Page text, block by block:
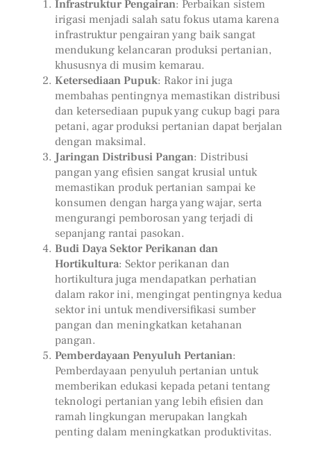
Infrastruktur Pengairan: Perbaikan sistem
irigasi menjadi salah satu fokus utama karena
infrastruktur pengairan yang baik sangat
mendukung kelancaran produksi pertanian,
khususnya di musim kemarau.
Ketersediaan Pupuk: Rakor ini juga
membahas pentingnya memastikan distribusi
dan ketersediaan pupuk yang cukup bagi para
petani, agar produksi pertanian dapat berjalan
dengan maksimal.
Jaringan Distribusi Pangan: Distribusi
pangan yang efisien sangat krusial untuk
memastikan produk pertanian sampai ke
konsumen dengan harga yang wajar, serta
mengurangi pemborosan yang terjadi di
sepanjang rantai pasokan.
Budi Daya Sektor Perikanan dan
Hortikultura: Sektor perikanan dan
hortikultura juga mendapatkan perhatian
dalam rakor ini, mengingat pentingnya kedua
sektor ini untuk mendiversifikasi sumber
pangan dan meningkatkan ketahanan
pangan.
Pemberdayaan Penyuluh Pertanian:
Pemberdayaan penyuluh pertanian untuk
memberikan edukasi kepada petani tentang
teknologi pertanian yang lebih efisien dan
ramah lingkungan merupakan langkah
penting dalam meningkatkan produktivitas.